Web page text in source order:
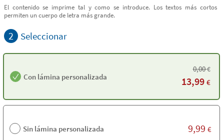
El contenido se imprime tal y como se introduce. Los textos más cortos
permiten un cuerpo de letra más grande.
2 Seleccionar
Con lámina personalizada
0,00€
13,99 €
Sin lámina personalizada 9,99 €